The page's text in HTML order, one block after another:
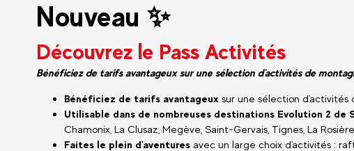
Nouveau ✨
Découvrez le Pass Activités
Bénéficiez de tarifs avantageux sur une sélection d'activités de
Bénéficiez de tarifs avantageux sur une sélection d'activités
Utilisable dans de nombreuses destinations Evolution 2 de
Chamonix, La Clusaz, Megève, Saint-Gervais, Tignes, La
Faites le plein d'aventures avec un large choix d'activités :